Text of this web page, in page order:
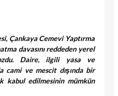
Çankaya Cemevi Yaptırma
davasını reddeden yerel
Daire, ilgili yasa ve
cami ve mescit dışında bir
kabul edilmesinin mümkün